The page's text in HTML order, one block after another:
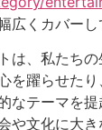
広くカバー
は、私たち
を躍らせた
なテーマを
や文化に大